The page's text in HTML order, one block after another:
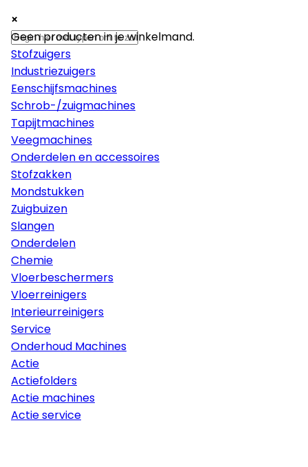
×
Machines
Stofzuigers
Industriezuigers
Eenschijfsmachines
Schrob-/zuigmachines
Tapijtmachines
Veegmachines
Onderdelen en accessoires
Stofzakken
Mondstukken
Zuigbuizen
Slangen
Onderdelen
Chemie
Vloerbeschermers
Vloerreinigers
Interieurreinigers
Service
Onderhoud Machines
Actie
Actiefolders
Actie machines
Actie service
×
×
Geen producten in je winkelmand.